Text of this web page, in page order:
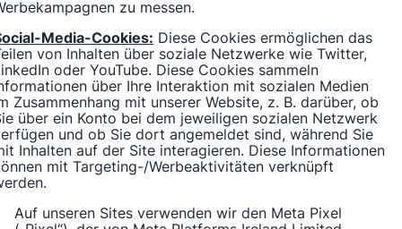
zu messen.
Media-Cookies: Diese Cookies ermöglichen das
von Inhalten über soziale Netzwerke wie Twitter,
oder YouTube. Diese Cookies sammeln
über Ihre Interaktion mit sozialen Medien
Zusammenhang mit unserer Website, z. B. darüber, ob
über ein Konto bei dem jeweiligen sozialen Netzwerk
und ob Sie dort angemeldet sind, während Sie
Inhalten auf der Site interagieren. Diese Informationen
mit Targeting-/Werbeaktivitäten verknüpft
Auf unseren Sites verwenden wir den Meta Pixel